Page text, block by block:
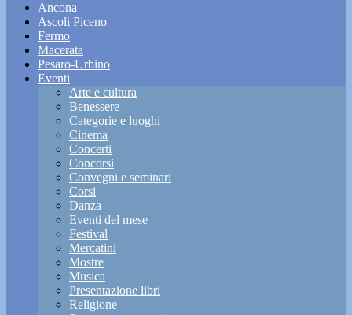
Ancona
Ascoli Piceno
Fermo
Macerata
Pesaro-Urbino
Eventi
Arte e cultura
Benessere
Categorie e luoghi
Cinema
Concerti
Concorsi
Convegni e seminari
Corsi
Danza
Eventi del mese
Festival
Mercatini
Mostre
Musica
Presentazione libri
Religione